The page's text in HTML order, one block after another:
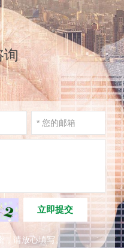
询
立即提交
，请放心填写。